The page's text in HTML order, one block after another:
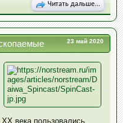
Читать дальше...
23 май 2020
века пользовались